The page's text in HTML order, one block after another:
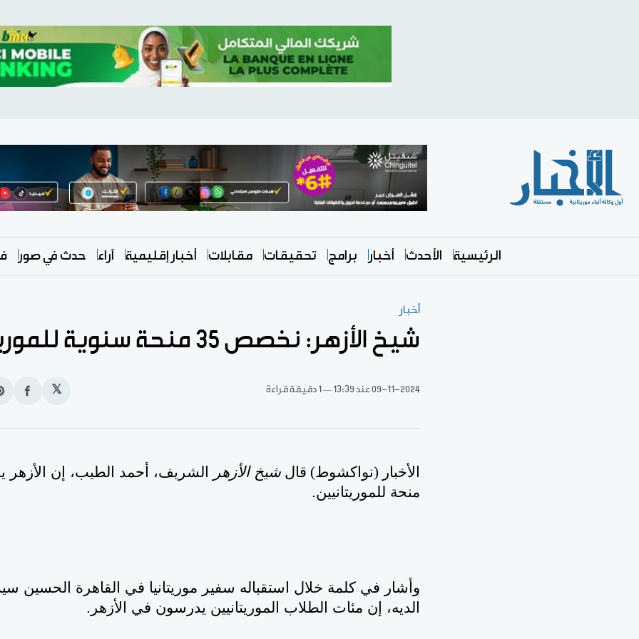
الرئيسية الأحدث أخبار برامج تحقيقات مقابلات أخبار إقليمية آراء حدث في صور
أخبار
شيخ الأزهر: نخصص 35 منحة سنوية للموريتانيين
09-11-2024عند 13:39 1 دقيقة قراءة 𝕏
انشر
الأخبار (نواكشوط) قال شيخ الأزهر
منحة للموريتانيين.
وأشار في كلمة خلال استقباله سفير موريتانيا في القاهرة الحسين
الديه، إن مئات الطلاب الموريتانيين يدرسون في الأزهر.